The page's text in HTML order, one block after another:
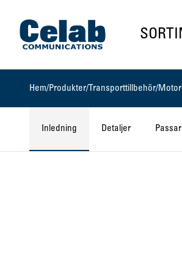
Gå till startsidan
Hem/Produkter/ Transporttillbehör/
Inledning Detaljer Passar